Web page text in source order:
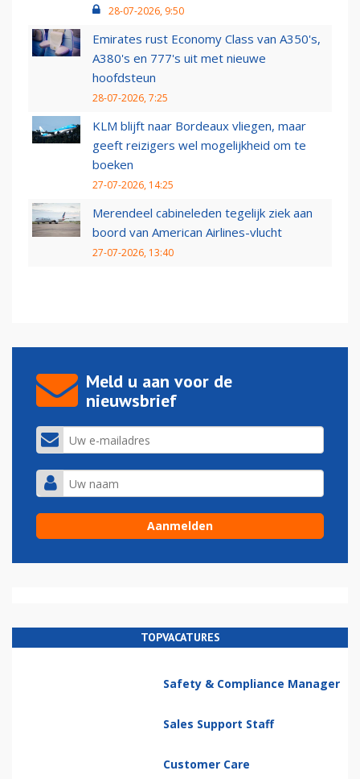
28-07-2026, 9:50
Emirates rust Economy Class van A350's,
A380's en 777's uit met nieuwe
hoofdsteun
28-07-2026, 7:25
KLM blijft naar Bordeaux vliegen, maar
geeft reizigers wel mogelijkheid om te
boeken
27-07-2026, 14:25
Merendeel cabineleden tegelijk ziek aan
boord van American Airlines-vlucht
27-07-2026, 13:40
Meld u aan voor de
nieuwsbrief
TOPVACATURES
Safety & Compliance Manager
Sales Support Staff
Customer Care